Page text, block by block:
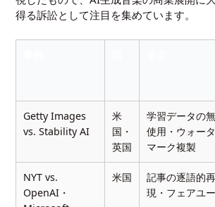
得る訴訟として注目を集めています。
Getty Images
vs. Stability AI
米
国・
英国
学習データの
使用・ウォー
マーク複製
NYT vs.
OpenAI・
米国
記事の逐語的再
現・フェアユ